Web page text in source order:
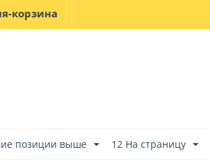
корзина
позиции выше 12 На страницу